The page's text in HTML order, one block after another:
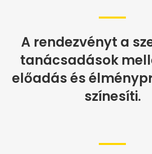
A rendezvényt a
tanácsadások
előadás és
színesíti.